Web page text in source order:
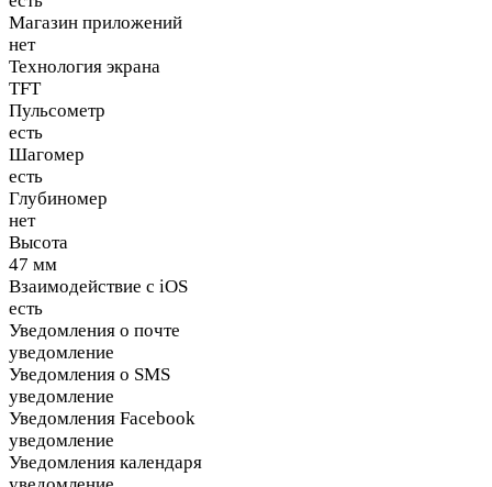
Магазин приложений
нет
Технология экрана
TFT
Пульсометр
есть
Шагомер
есть
Глубиномер
нет
Высота
47 мм
Взаимодействие с iOS
есть
Уведомления о почте
уведомление
Уведомления о SMS
уведомление
Уведомления Facebook
уведомление
Уведомления календаря